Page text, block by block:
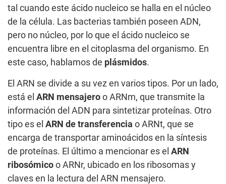
tal cuando este ácido nucleico se halla en el núcleo
de la célula. Las bacterias también poseen ADN,
pero no núcleo, por lo que el ácido nucleico se
encuentra libre en el citoplasma del organismo. En
este caso, hablamos de plásmidos.
El ARN se divide a su vez en varios tipos. Por un lado,
está el ARN mensajero o ARNm, que transmite la
información del ADN para sintetizar proteínas. Otro
tipo es el ARN de transferencia o ARNt, que se
encarga de transportar aminoácidos en la síntesis
de proteínas. El último a mencionar es el ARN
ribosómico o ARNr, ubicado en los ribosomas y
claves en la lectura del ARN mensajero.